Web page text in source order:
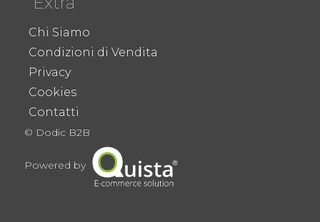
Chi Siamo
Condizioni di Vendita
Privacy
Cookies
Contatti
© Dodic B2B
Powered by